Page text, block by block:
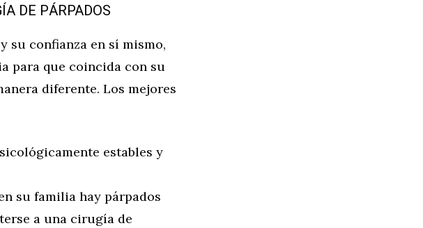
DE PÁRPADOS
su confianza en sí mismo,
para que coincida con su
diferente. Los mejores
estables y
su familia hay párpados
a una cirugía de